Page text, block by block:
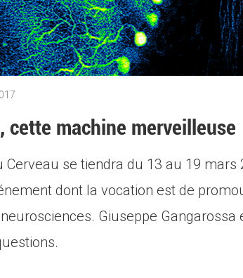
cette machine merveilleuse
Cerveau se tiendra du 13 au 19
dont la vocation est de
Giuseppe